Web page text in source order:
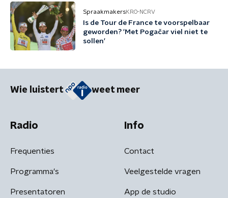
SpraakmakersKRO-NCRV
Is de Tour de France te voorspelbaar
geworden? 'Met Pogačar viel niet te
sollen'
Wie luistert weet meer
Radio
Frequenties
Programma's
Presentatoren
Info
Contact
Veelgestelde vragen
App de studio